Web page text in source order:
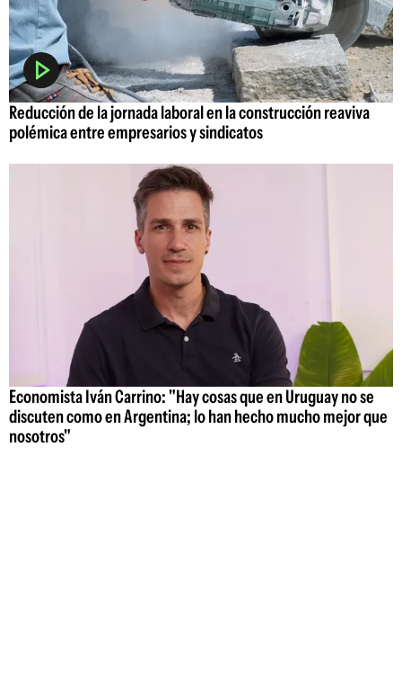
Reducción de la jornada laboral en la construcción reaviva
polémica entre empresarios y sindicatos
Economista Iván Carrino: "Hay cosas que en Uruguay no se
discuten como en Argentina; lo han hecho mucho mejor que
nosotros"